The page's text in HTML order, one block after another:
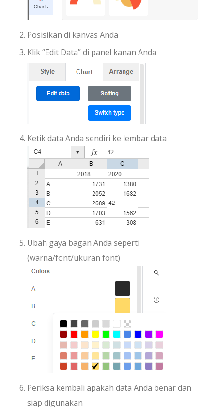
Posisikan di kanvas Anda
Klik “Edit Data” di panel kanan Anda
Ketik data Anda sendiri ke lembar data
Ubah gaya bagan Anda seperti
(warna/font/ukuran font)
Periksa kembali apakah data Anda benar dan
siap digunakan